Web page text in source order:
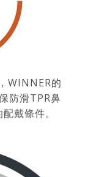
WINNER的
防滑TPR鼻
戴條件。